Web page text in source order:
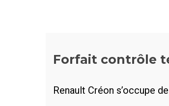
Forfait contrôle
Renault Créon s’occupe